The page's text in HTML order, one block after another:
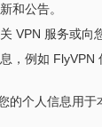
和公告。
VPN 服务或向
，例如
的个人信息用于